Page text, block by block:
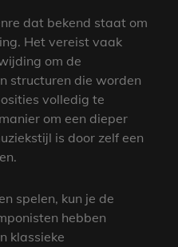
dat bekend staat om
Het vereist vaak
om de
structuren die worden
volledig te
om een dieper
is door zelf een
spelen, kun je de
hebben
klassieke